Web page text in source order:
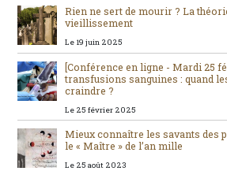
Rien ne sert de mourir ? La
vieillissement
Le 19 juin 2025
[Conférence en ligne - Mardi 25
transfusions sanguines : quand
craindre ?
Le 25 février 2025
Mieux connaître les savants des
le « Maître » de l’an mille
Le 25 août 2023